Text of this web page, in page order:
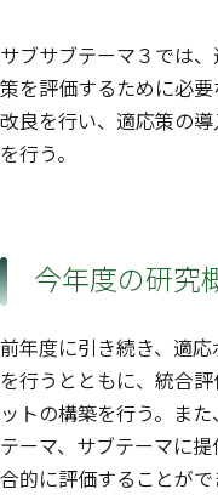
サブサブテーマ３では
策を評価するために必
改良を行い、適応策の
を行う。
今年度の研究
前年度に引き続き、適
を行うとともに、統合
ットの構築を行う。ま
テーマ、サブテーマに
合的に評価することが